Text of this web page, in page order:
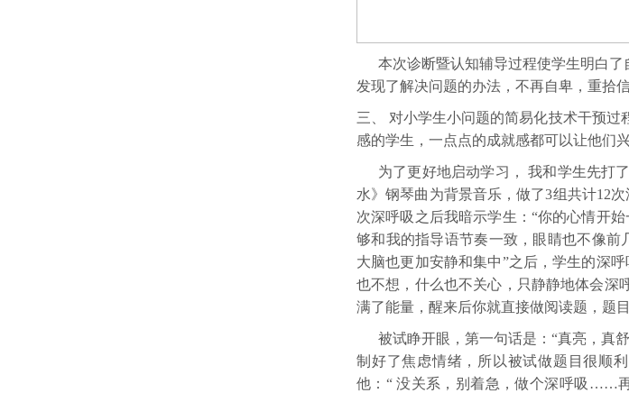
本次诊断暨认知辅导过程使学生明白了
发现了解决问题的办法，不再自卑，重拾
三、
对小学生小问题的简易化技术干预
感的学生，一点点的成就感都可以让他们
为了更好地启动学习， 我和学生先打了
水》钢琴曲为背景音乐，做了3组共计12次
次深呼吸之后我暗示学生：“你的心情开
够和我的指导语节奏一致，眼睛也不像前
大脑也更加安静和集中”之后，学生的深
也不想，什么也不关心，只静静地体会深
满了能量，醒来后你就直接做阅读题，题
被试睁开眼，第一句话是： “真亮，真
制好了焦虑情绪，所以被试做题目很顺
他：“ 没关系，别着急，做个深呼吸……